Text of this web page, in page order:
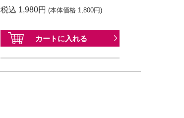
税込 1,980円 (本体価格 1,800円)
カートに 入れる